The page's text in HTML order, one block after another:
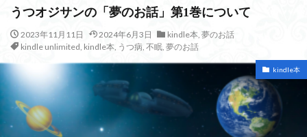
うつオジサンの「夢のお話」第1巻について
2023年11月11日 2024年6月3日 kindle本, 夢のお話
kindle unlimited, kindle本, うつ病, 不眠, 夢のお話
kindle本